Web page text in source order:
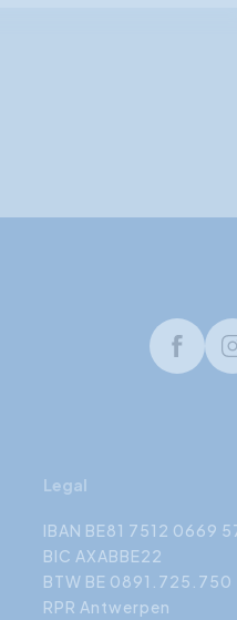
Legal
IBAN BE81 7512 0669
BIC AXABBE22
BTW BE 0891.725.750
RPR Antwerpen